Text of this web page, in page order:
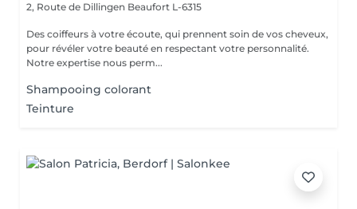
2, Route de Dillingen Beaufort L-6315
Des coiffeurs à votre écoute, qui prennent soin de vos cheveux,
pour révéler votre beauté en respectant votre personnalité.
Notre expertise nous perm...
Shampooing colorant
Teinture